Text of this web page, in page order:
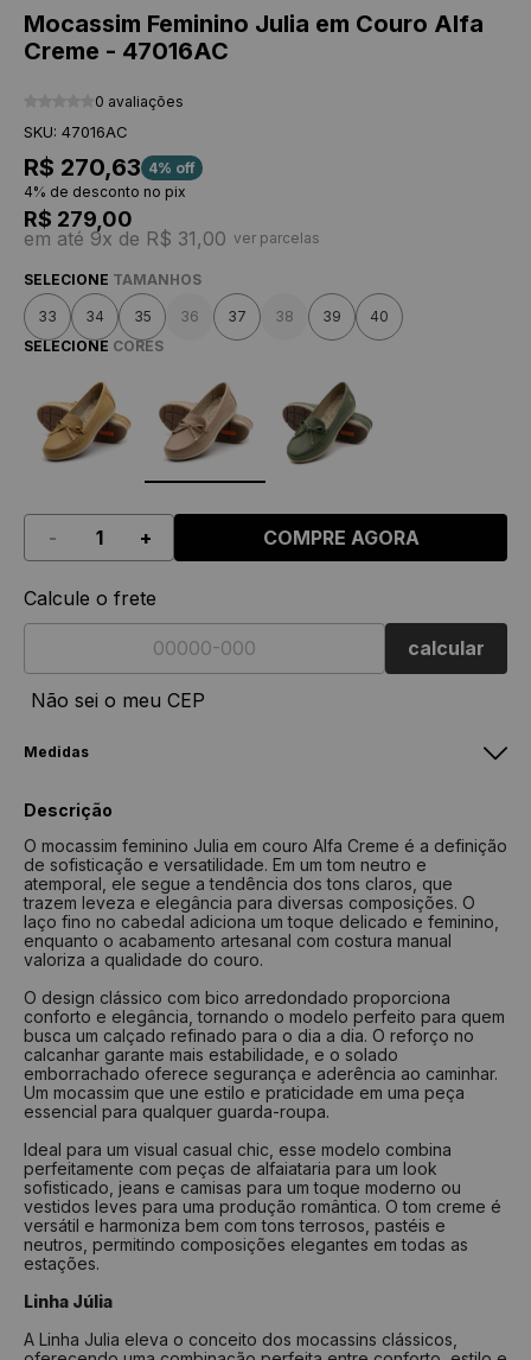
Mocassim Feminino Julia em Couro Alfa
Creme - 47016AC
0 avaliações
SKU: 47016AC
R$ 270,63 4% off
4% de desconto no pix
R$ 279,00
em até 9x de R$ 31,00 ver parcelas
SELECIONE TAMANHOS
33 34 35 36 37 38 39
40
SELECIONE CORES
+
- COMPRE AGORA
Calcule o frete
calcular
Não sei o meu CEP
Medidas
33
22,2 cm
7,4 cm
34
22,6 cm
7,6 cm
35
23,5 cm
7,8 cm
36
24,2 cm
37
25,2 cm
8,2 cm
38
25,6 cm
8,4 cm
39
26,0 cm
8,6 cm
40
26,8 cm 8,8 cm
Como medir?
Centralize seu pé em uma folha de papel
Faça um risco a partir do seu calcanhar
Repita o risco na frente do dedão
Repita a medida na largura do pé
Tire a medida do comprimento das linhas
Verifique na tabela qual a numeração indicada
Descrição
O mocassim feminino Julia em couro Alfa Creme é a definição
de sofisticação e versatilidade. Em um tom neutro e
atemporal, ele segue a tendência dos tons claros, que
trazem leveza e elegância para diversas composições. O
laço fino no cabedal adiciona um toque delicado e feminino,
enquanto o acabamento artesanal com costura manual
valoriza a qualidade do couro.
O design clássico com bico arredondado proporciona
conforto e elegância, tornando o modelo perfeito para quem
busca um calçado refinado para o dia a dia. O reforço no
calcanhar garante mais estabilidade, e o solado
emborrachado oferece segurança e aderência ao caminhar.
Um mocassim que une estilo e praticidade em uma peça
essencial para qualquer guarda-roupa.
Ideal para um visual casual chic, esse modelo combina
perfeitamente com peças de alfaiataria para um look
sofisticado, jeans e camisas para um toque moderno ou
vestidos leves para uma produção romântica. O tom creme é
versátil e harmoniza bem com tons terrosos, pastéis e
neutros, permitindo composições elegantes em todas as
estações.
Linha Júlia
A Linha Julia eleva o conceito dos mocassins clássicos,